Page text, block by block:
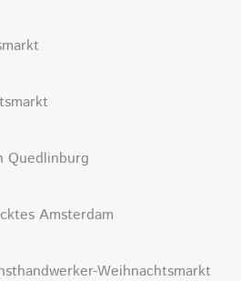
Quedlinburg
Amsterdam
Weihnachtsmarkt